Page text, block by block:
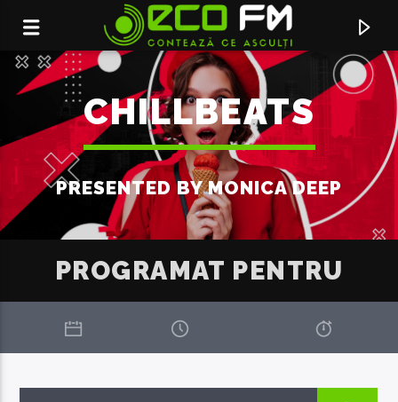
ACUM ÎN DIRECT
CHILLBEATS
PRESENTED BY MONICA DEEP
PROGRAMAT PENTRU